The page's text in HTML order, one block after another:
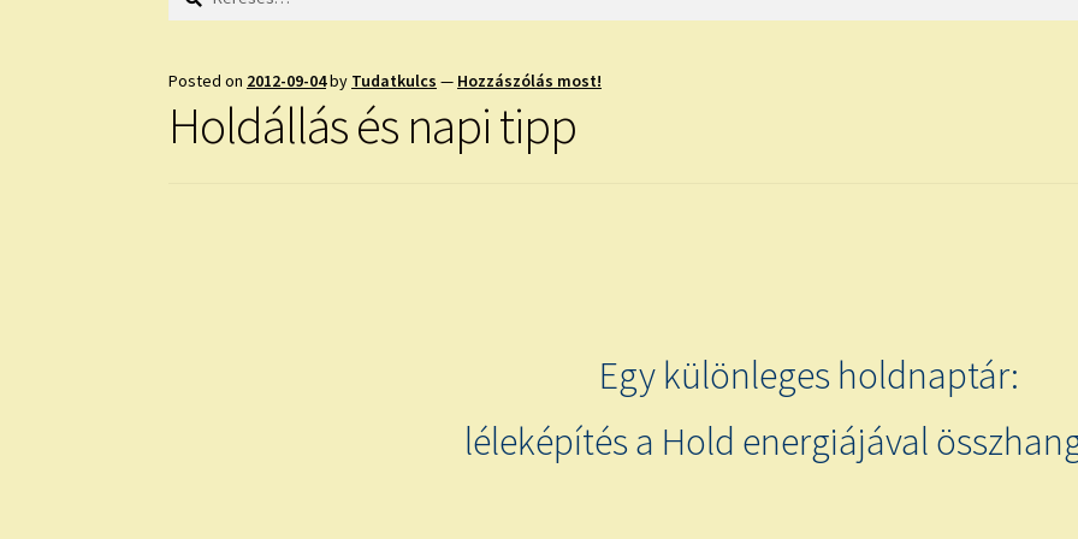
Posted on 2012-09-04by Tudatkulcs — Hozzászólás most!
Holdállás és napi tipp
Egy különleges holdnaptár:
léleképítés a Hold energiájával